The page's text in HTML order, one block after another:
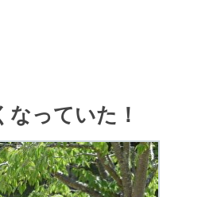
なっていた！